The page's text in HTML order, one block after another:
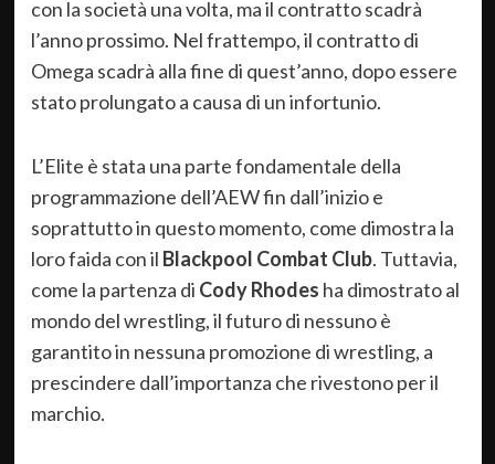
con la società una volta, ma il contratto scadrà
l’anno prossimo. Nel frattempo, il contratto di
Omega scadrà alla fine di quest’anno, dopo essere
stato prolungato a causa di un infortunio.
L’Elite è stata una parte fondamentale della
programmazione dell’AEW fin dall’inizio e
soprattutto in questo momento, come dimostra la
loro faida con il Blackpool Combat Club. Tuttavia,
come la partenza di Cody Rhodes ha dimostrato al
mondo del wrestling, il futuro di nessuno è
garantito in nessuna promozione di wrestling, a
prescindere dall’importanza che rivestono per il
marchio.